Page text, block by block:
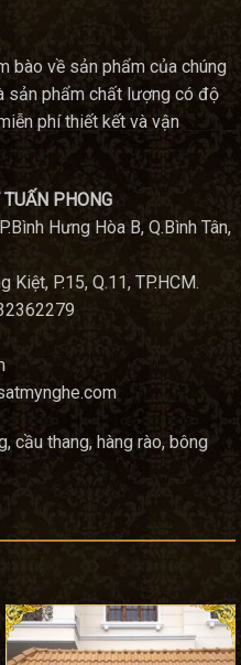
bào về sản phẩm của chúng
sản phẩm chất lượng có độ
phí thiết kết và vận
PHONG
Hưng Hòa B, Q.Bình Tân,
P.15, Q.11, TP.HCM.
cầu thang, hàng rào, bông